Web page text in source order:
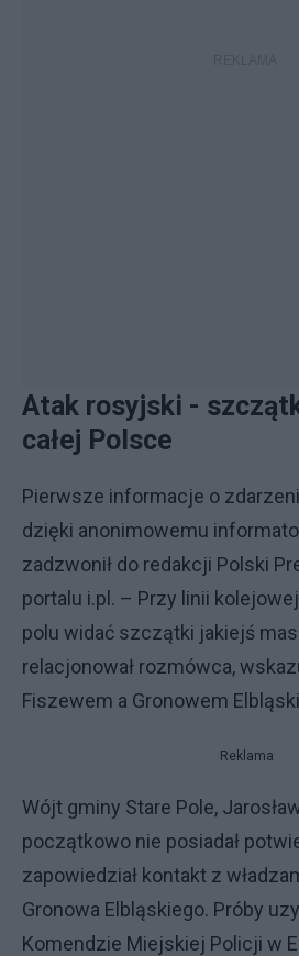
Atak rosyjski -
całej Polsce
Pierwsze informacje o
dzięki anonimowemu
zadzwonił do redakcji Polski
portalu i.pl. – Przy linii
polu widać szczątki jakiejś
relacjonował rozmówca,
Fiszewem a Gronowem
Reklama
Wójt gminy Stare Pole,
początkowo nie posiadał
zapowiedział kontakt z
Gronowa Elbląskiego. Próby
Komendzie Miejskiej Policji w